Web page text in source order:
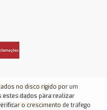
de Privacidade
Vegan - Todos dos
2026RFONTES.COM
no disco rígido por um
estes dados para realizar
o crescimento de tráfego